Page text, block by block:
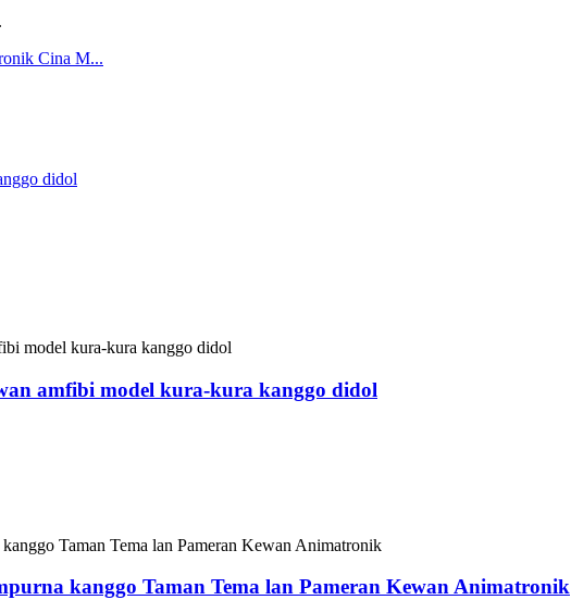
amfibi model kura-kura kanggo didol
kanggo Taman Tema lan Pameran Kewan Animatronik